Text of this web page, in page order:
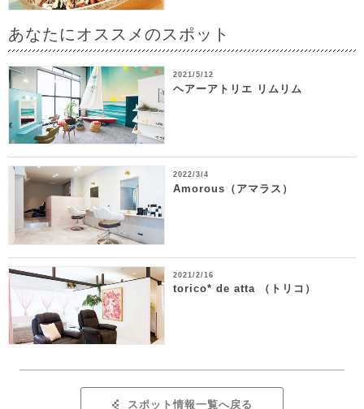
あなたにオススメのスポット
2021/5/12
ヘアーアトリエ リムリム
2022/3/4
Amorous（アマラス）
2021/2/16
torico* de atta （トリコ）
スポット情報一覧へ戻る